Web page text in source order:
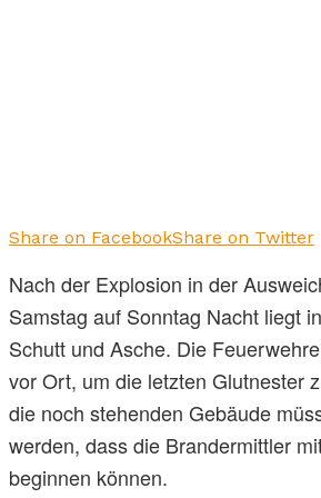
Share on FacebookShare on Twitter
Nach der Explosion in der
Samstag auf Sonntag Nacht liegt
Schutt und Asche. Die
vor Ort, um die letzten Glutnester
die noch stehenden Gebäude
werden, dass die Brandermittler
beginnen können.